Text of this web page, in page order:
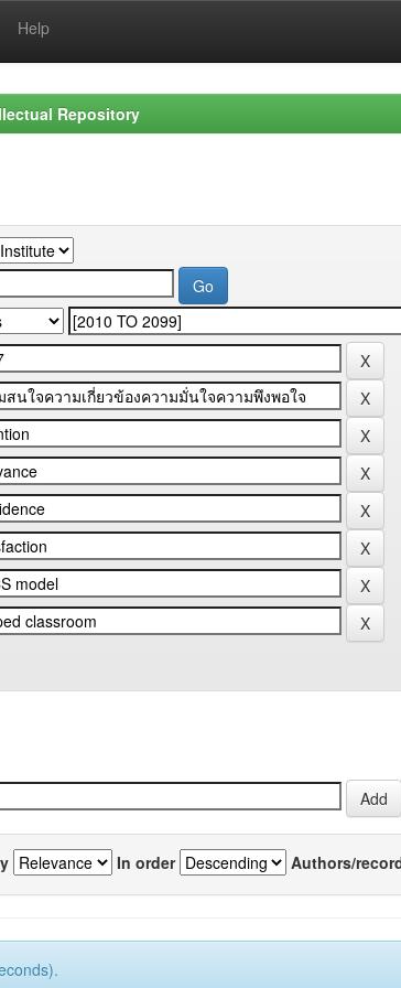
Help
Repository
In order Authors/